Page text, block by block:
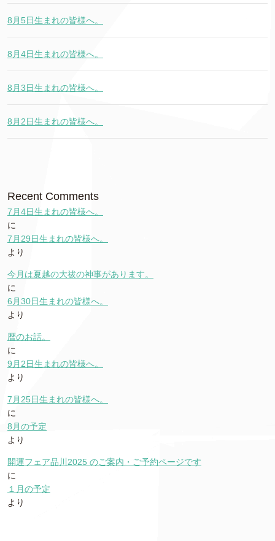
8月5日生まれの皆様へ。
8月4日生まれの皆様へ。
8月3日生まれの皆様へ。
8月2日生まれの皆様へ。
Recent Comments
7月4日生まれの皆様へ。
に
7月29日生まれの皆様へ。
より
今月は夏越の大祓の神事があります。
に
6月30日生まれの皆様へ。
より
暦のお話。
に
9月2日生まれの皆様へ。
より
7月25日生まれの皆様へ。
に
8月の予定
より
開運フェア品川2025 のご案内・ご予約ページです
に
１月の予定
より